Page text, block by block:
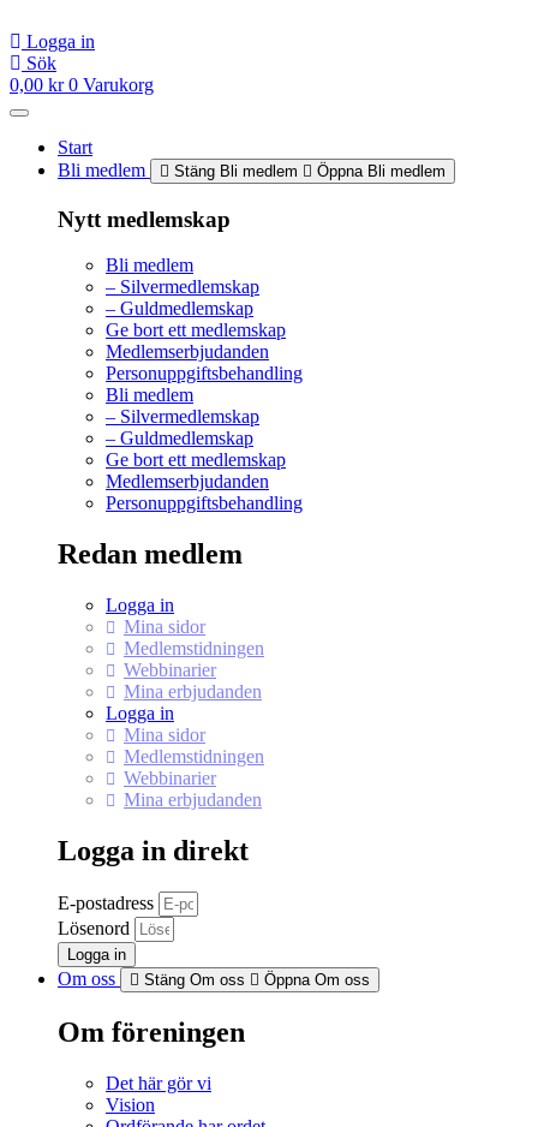
till
innehåll
Logga in
Sök
0,00 kr 0 Varukorg
Start
Bli medlem
Stäng Bli medlem Öppna Bli medlem
Nytt medlemskap
Bli medlem
– Silvermedlemskap
– Guldmedlemskap
Ge bort ett medlemskap
Medlemserbjudanden
Personuppgiftsbehandling
Bli medlem
– Silvermedlemskap
– Guldmedlemskap
Ge bort ett medlemskap
Medlemserbjudanden
Personuppgiftsbehandling
Redan medlem
Logga in
Mina sidor
Medlemstidningen
Webbinarier
Mina erbjudanden
Logga in
Mina sidor
Medlemstidningen
Webbinarier
Mina erbjudanden
Logga in direkt
E-postadress
Lösenord
Logga in
Om oss Stäng Om oss Öppna Om oss
Om föreningen
Det här gör vi
Vision